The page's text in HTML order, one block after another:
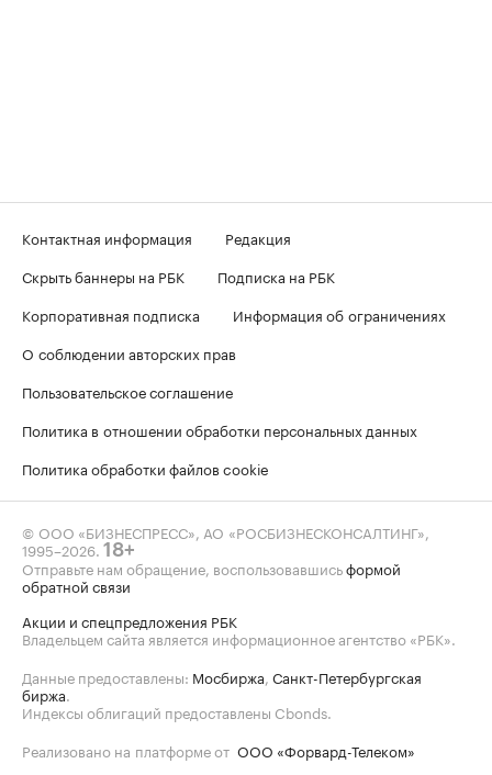
Контактная информация
Редакция
Скрыть баннеры на РБК
Подписка на РБК
Корпоративная подписка
Информация об ограничениях
О соблюдении авторских прав
Пользовательское соглашение
Политика в отношении обработки персональных данных
Политика обработки файлов cookie
© ООО «БИЗНЕСПРЕСС», АО «РОСБИЗНЕСКОНСАЛТИНГ»,
1995–2026. 18+
Отправьте нам обращение, воспользовавшисьформой
обратной связи
Акции и спецпредложения РБК
Владельцем сайта является информационное агентство «РБК».
Данные предоставлены: Мосбиржа, Санкт-Петербургская
биржа.
Индексы облигаций предоставлены Cbonds.
Реализовано на платформе от ООО «Форвард-Телеком»